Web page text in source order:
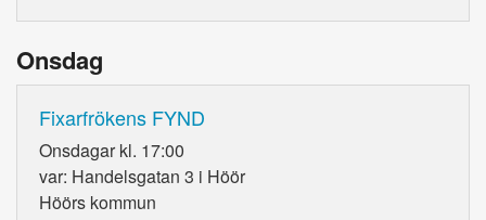
Onsdag
Fixarfrökens FYND
Onsdagar kl. 17:00
var: Handelsgatan 3 i Höör
Höörs kommun